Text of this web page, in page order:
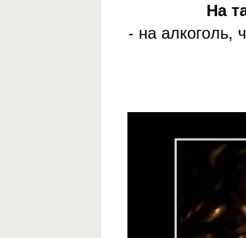
На
- на алкоголь,